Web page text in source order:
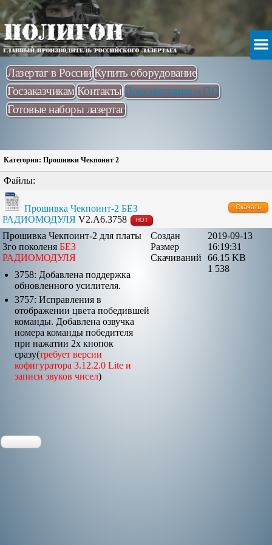
Лазертаг в России Купить оборудование
Госзаказчикам Контакты Документация и ПО
Готовые наборы лазертаг
Категория: Прошивки Чекпоинт 2
Файлы:
Прошивка Чекпоинт-2 БЕЗ
РАДИОМОДУЛЯ V2.A6.3758 HOT
Скачать
Прошивка Чекпоинт-2 для платы
3го поколеня БЕЗ
РАДИОМОДУЛЯ
3758: Добавлена поддержка
обновленного усилителя.
3757: Исправления в
отображении цвета победившей
команды. Добавлена озвучка
номера команды победителя
при нажатии 2х кнопок
сразу(требует версии
кофигуратора 3.12.2.0 Lite и
записи звуков чисел)
Создан
Размер
Скачиваний
2019-09-13
16:19:31
66.15 KB
1 538